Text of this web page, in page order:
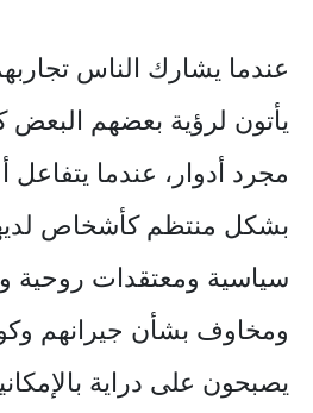
عندما يشارك الناس
يأتون لرؤية بعضهم
مجرد أدوار، عندما
بشكل منتظم كأشخاص
سياسية ومعتقدات روحية
ومخاوف بشأن جيرانهم
يصبحون على دراية